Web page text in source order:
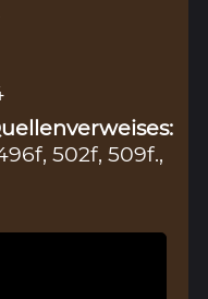
502f, 509f.,